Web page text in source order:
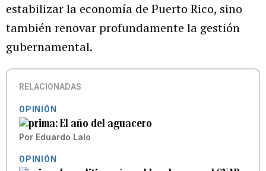
estabilizar la economía de Puerto Rico, sino
también renovar profundamente la gestión
gubernamental.
RELACIONADAS
OPINIÓN
El año del aguacero
Por Eduardo Lalo
OPINIÓN